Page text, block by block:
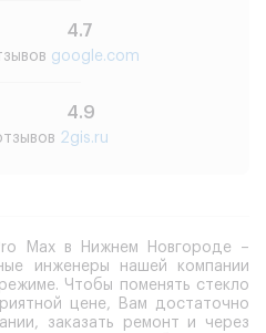
4.7
google.com
4.9
2gis.ru
Max в Нижнем Новгороде –
инженеры нашей компании
Чтобы поменять стекло
цене, Вам достаточно
заказать ремонт и через